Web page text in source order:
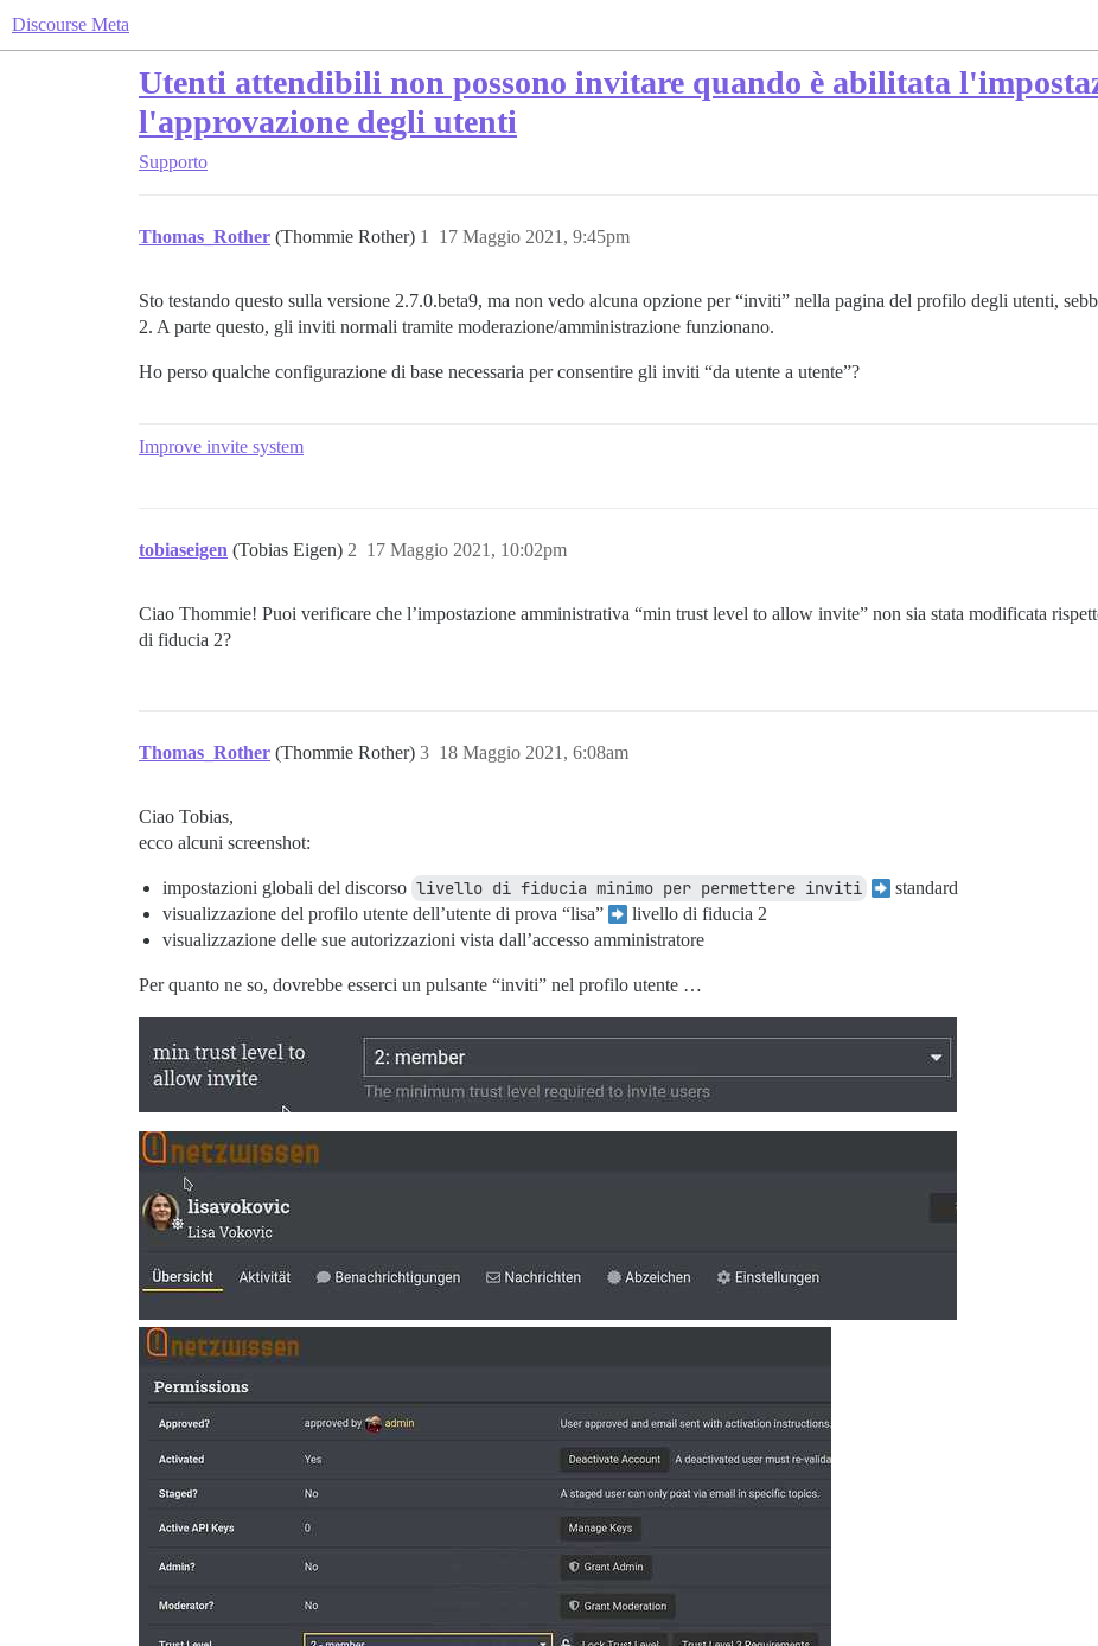
Discourse Meta
Utenti attendibili non possono invitare quando è abilitata
l'approvazione degli utenti
Supporto
Thomas_Rother (Thommie Rother) 17 Maggio 2021, 9:45pm
1
Sto testando questo sulla versione 2.7.0.beta9, ma non vedo alcuna opzione per “inviti” nella pagina del profilo degli utenti,
2. A parte questo, gli inviti normali tramite moderazione/amministrazione funzionano.
Ho perso qualche configurazione di base necessaria per consentire gli inviti “da utente a utente”?
Improve invite system
tobiaseigen (Tobias Eigen) 17 Maggio 2021, 10:02pm
2
Ciao Thommie! Puoi verificare che l’impostazione amministrativa “min trust level to allow invite” non sia stata modificata
di fiducia 2?
Thomas_Rother (Thommie Rother) 18 Maggio 2021, 6:08am
3
Ciao Tobias,
ecco alcuni screenshot:
impostazioni globali del discorso livello di fiducia minimo per permettere inviti
standard
visualizzazione del profilo utente dell’utente di prova “lisa”
livello di fiducia 2
visualizzazione delle sue autorizzazioni vista dall’accesso amministratore
Per quanto ne so, dovrebbe esserci un pulsante “inviti” nel profilo utente …